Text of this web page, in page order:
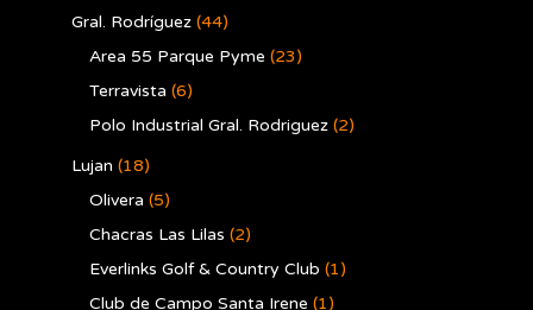
Gral. Rodríguez (44)
Area 55 Parque Pyme (23)
Terravista (6)
Polo Industrial Gral. Rodriguez (2)
Lujan (18)
Olivera (5)
Chacras Las Lilas (2)
Everlinks Golf & Country Club (1)
Club de Campo Santa Irene (1)